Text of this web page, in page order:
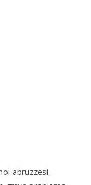
abruzzesi,